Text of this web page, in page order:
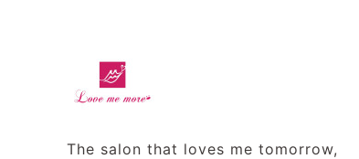
The salon that loves me tomorrow,